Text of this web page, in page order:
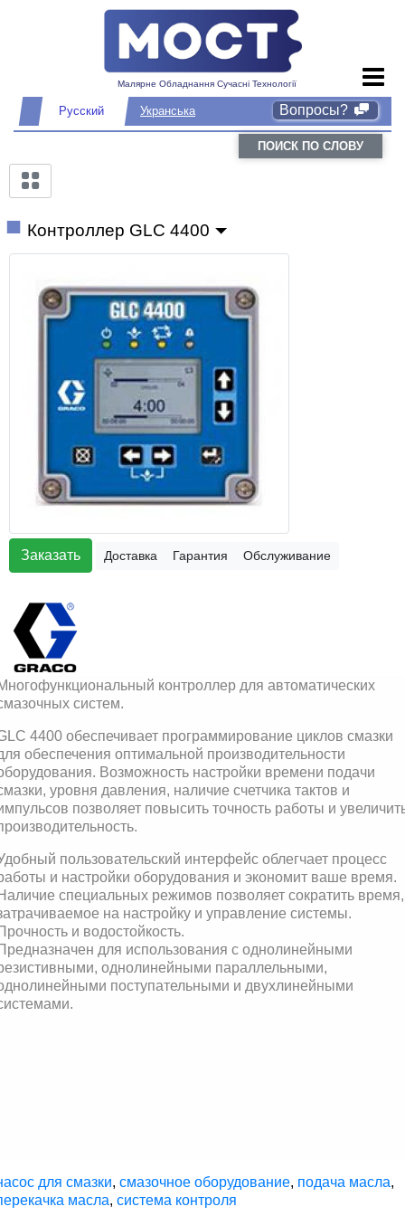
Малярне Обладнання Сучасні Технології
Русский Укранська Вопросы?
ПОИСК ПО СЛОВУ
Контроллер GLC 4400
Заказать Доставка Гарантия Обслуживание
контроллер для автоматических
систем.
4400 обеспечивает программирование циклов смазки
обеспечения оптимальной производительности
Возможность настройки времени подачи
уровня давления, наличие счетчика тактов и
позволяет повысить точность работы и
пользовательский интерфейс облегчает процесс
и настройки оборудования и экономит ваше время.
специальных режимов позволяет сократить время,
на настройку и управление системы.
и водостойкость.
для использования с однолинейными
однолинейными параллельными,
поступательными и двухлинейными
для смазки, смазочное оборудование, подача масла,
масла, система контроля